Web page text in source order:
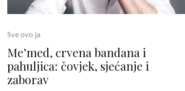
Sve ovo ja
Me’med, crvena bandana i
pahuljica: čovjek, sjećanje i
zaborav